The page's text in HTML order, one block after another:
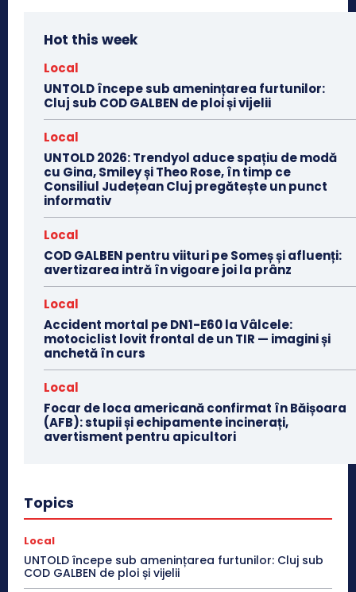
Hot this week
Local
UNTOLD începe sub amenințarea furtunilor:
Cluj sub COD GALBEN de ploi și vijelii
Local
UNTOLD 2026: Trendyol aduce spațiu de modă
cu Gina, Smiley și Theo Rose, în timp ce
Consiliul Județean Cluj pregătește un punct
informativ
Local
COD GALBEN pentru viituri pe Someș și afluenți:
avertizarea intră în vigoare joi la prânz
Local
Accident mortal pe DN1-E60 la Vâlcele:
motociclist lovit frontal de un TIR — imagini și
anchetă în curs
Local
Focar de loca americană confirmat în Băișoara
(AFB): stupii și echipamente incinerați,
avertisment pentru apicultori
Topics
Local
UNTOLD începe sub amenințarea furtunilor: Cluj sub
COD GALBEN de ploi și vijelii